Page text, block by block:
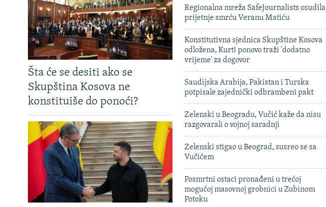
MOJA EVROPA
TRI DECENIJE OD RATA U BIH
SVE KARTE DEJTONA
NASTANAK I RASPAD JUGOSLAVIJE
Šta će se desiti ako se
Skupština Kosova ne
konstituiše do ponoći?
Regionalna mreža SafeJournalists osudila
prijetnje smrću Veranu Matiću
Konstitutivna sjednica Skupštine Kosova
odložena, Kurti ponovo traži 'dodatno
vrijeme' za dogovor
Saudijska Arabija, Pakistan i Turska
potpisale zajednički odbrambeni pakt
Zelenski u Beogradu, Vučić kaže da nisu
razgovarali o vojnoj saradnji
Zelenski stigao u Beograd, susreo se sa
Vučićem
Posmrtni ostaci pronađeni u trećoj
mogućoj masovnoj grobnici u Zubinom
Potoku